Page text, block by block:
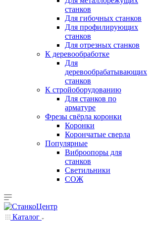
станков
Для гибочных станков
Для профилирующих
станков
Для отрезных станков
К деревообработке
Для
деревообрабатывающих
станков
К стройоборудованию
Для станков по
арматуре
Фрезы свёрла коронки
Коронки
Корончатые сверла
Популярные
Виброопоры для
станков
Светильники
СОЖ
Каталог